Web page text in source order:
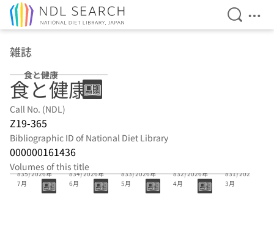
Open
雑誌
食と健康
食と健康
Call No. (NDL)
Z19-365
Bibliographic ID of National Diet Library
000000161436
Volumes of this title
70巻7号(通号
835) 2026年
7月
70巻6号(通号
834) 2026年
6月
833) 2026年
5月
832) 2026年
4月
831) 2026年
3月